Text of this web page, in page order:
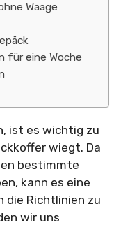
Waage
für eine Woche
ist es wichtig zu
wiegt. Da
bestimmte
kann es eine
die Richtlinien zu
wir uns